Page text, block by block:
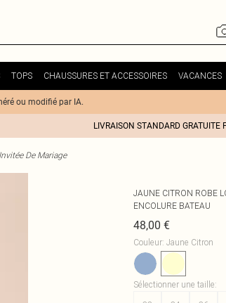
TOPS CHAUSSURES ET ACCESSOIRES VACANCES
ou modifié par IA.
LIVRAISON STANDARD GRATUITE
De Mariage
JAUNE CITRON ROBE
ENCOLURE BATEAU
48,00 €
Couleur: Jaune Citron
Sélectionner une taille: